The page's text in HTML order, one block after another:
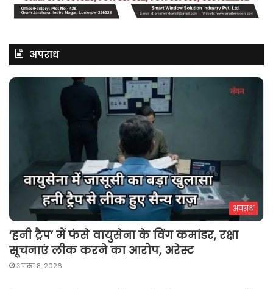
अपराध
अपराध
‘हनी ट्रैप’ में फंसे वायुसेना के विंग कमांडर, रक्षा
सूचनाएं लीक करने का आरोप, अरेस्ट
अगस्त 8, 2026